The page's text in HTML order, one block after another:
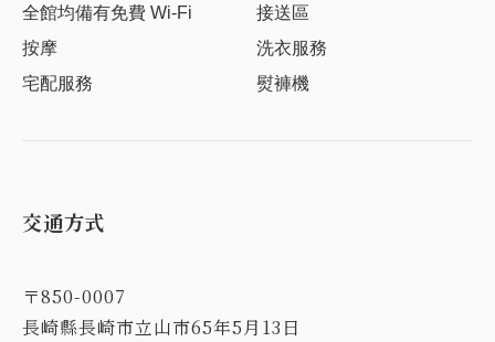
全館均備有免費 Wi-Fi
接送區
按摩
洗衣服務
宅配服務
熨褲機
交通方式
〒850-0007
長崎縣長崎市立山市65年5月13日